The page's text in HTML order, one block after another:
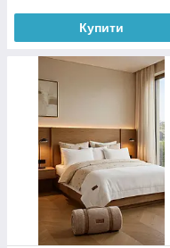
Купити